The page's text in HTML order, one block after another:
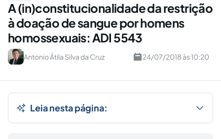
A (in)constitucionalidade da restrição
à doação de sangue por homens
homossexuais: ADI 5543
Antonio Átila Silva da Cruz 24/07/2018 às 10:20
Leia nesta página: